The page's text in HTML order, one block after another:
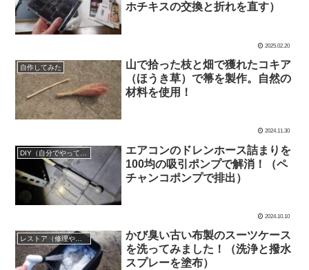
ホチキスの交換と折れを直す）
2025.02.20
自作してみた
山で拾った枝と畑で獲れたコキア
（ほうき草）で箒を製作。自然の
材料を使用！
2024.11.30
エアコンのドレンホース詰まりを
100均の吸引ポンプで解消！（ペ
チャンコポンプで排出）
2024.10.10
レストア（修理や修繕など）失敗もアリ！
かび臭い古い布製のスーツケース
を洗ってみました！（洗浄と撥水
スプレーを塗布）